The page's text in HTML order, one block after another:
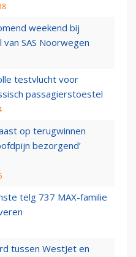
weekend bij
SAS Noorwegen
testvlucht voor
passagierstoestel
op terugwinnen
bezorgend’
telg 737 MAX-familie
tussen WestJet en